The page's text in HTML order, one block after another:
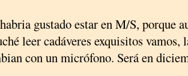
gustado estar en M/S, porque
leer cadáveres exquisitos vamos,
con un micrófono. Será en